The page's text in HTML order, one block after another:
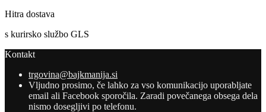
Hitra dostava
s kurirsko službo GLS
Kontakt
trgovina@bajkmanija.si
Vljudno prosimo, če lahko za vso komunikacijo uporabljate
email ali Facebook sporočila. Zaradi povečanega obsega dela
nismo dosegljivi po telefonu.